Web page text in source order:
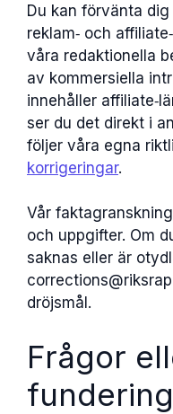
Du kan förvänta
reklam‑ och
våra redaktionella
av kommersiella
innehåller
ser du det direkt i
följer våra egna
korrigeringar.
Vår
och uppgifter. Om
saknas eller är
dröjsmål.
Frågor